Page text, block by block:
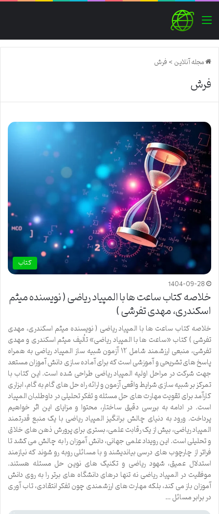
منو
مجله آنلاین>فرش
فرش
کتاب
1404-09-28
خلاصه کتاب ساعت ها با المپیاد ریاضی ( نویسنده میثم
اسکندری، مهدی تفرشی )
خلاصه کتاب ساعت ها با المپیاد ریاضی ( نویسنده میثم اسکندری، مهدی
تفرشی ) کتاب «ساعت ها با المپیاد ریاضی» تألیف میثم اسکندری و مهدی
تفرشی، منبعی ارزشمند شامل ۱۲ آزمون شبیه ساز المپیاد ریاضی به همراه
پاسخ های تشریحی و آموزشی است که برای آماده سازی دانش آموزان مستعد
جهت شرکت در مراحل اولیه المپیاد ریاضی طراحی شده است. این کتاب با
تمرکز بر شبیه سازی شرایط واقعی آزمون و ارائه راه حل های گام به گام، ابزاری
کارآمد برای تقویت مهارت های حل مسئله و تفکر تحلیلی در داوطلبان المپیاد
است. در ادامه به بررسی دقیق ساختار، محتوا و مزایای این اثر خواهیم
پرداخت. ورود به دنیای چالش برانگیز المپیاد ریاضی با یک منبع قدرتمند
المپیاد ریاضی، بیش از یک رقابت علمی، بستری برای پرورش ذهن های خلاق
و تحلیلی است. این رویداد علمی جهانی، دانش آموزان را به چالش می کشد تا
فراتر از چارچوب های درسی بیاندیشند و با مسائلی روبه رو شوند که نیازمند
استدلال عمیق، شهود ریاضی و تکنیک های نوین حل مسئله هستند.
موفقیت در المپیاد ریاضی نه تنها درهای دانشگاه های برتر را به روی دانش
آموزان باز می کند، بلکه مهارت های ارزشمندی چون تفکر انتقادی، تاب آوری
در برابر مسائل …